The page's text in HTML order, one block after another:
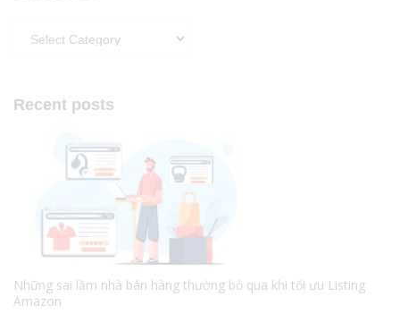
Recent posts
Những sai lầm nhà bán hàng thường bỏ qua khi tối ưu Listing
Amazon